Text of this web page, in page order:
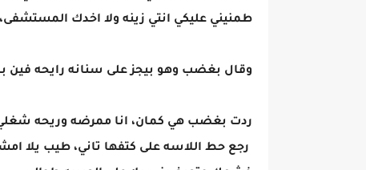
طمنيني عليكي انتي زينه ولا اخدك المستشفى،
وقال بغضب وهو بيجز على سنانه رايحه
ردت بغضب هي كمان، انا ممرضه وريحه
رجع حط اللاسه على كتفها تاني، طيب يلا